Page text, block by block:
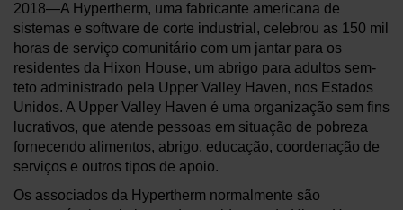
2018—A Hypertherm, uma fabricante americana de
sistemas e software de corte industrial, celebrou as 150 mil
horas de serviço comunitário com um jantar para os
residentes da Hixon House, um abrigo para adultos sem-
teto administrado pela Upper Valley Haven, nos Estados
Unidos. A Upper Valley Haven é uma organização sem fins
lucrativos, que atende pessoas em situação de pobreza
fornecendo alimentos, abrigo, educação, coordenação de
serviços e outros tipos de apoio.
Os associados da Hypertherm normalmente são